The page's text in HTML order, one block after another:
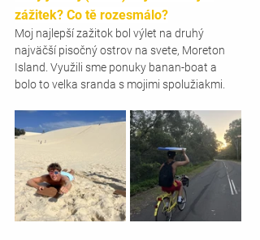
zážitek? Co tě rozesmálo?
Moj najlepší zažitok bol výlet na druhý
najväčší pisočný ostrov na svete, Moreton
Island. Využili sme ponuky banan-boat a
bolo to velka sranda s mojimi spolužiakmi.